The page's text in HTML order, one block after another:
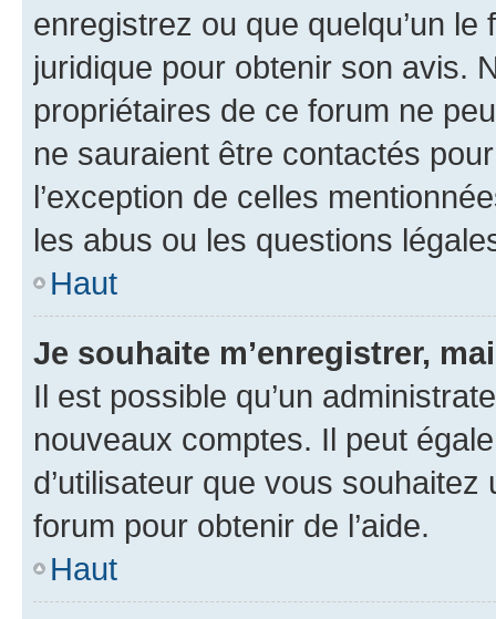
enregistrez ou que quelqu’un
juridique pour obtenir son avis.
propriétaires de ce forum ne
ne sauraient être contactés
l’exception de celles
les abus ou les questions
Haut
Je souhaite m’enregistrer,
Il est possible qu’un
nouveaux comptes. Il peut
d’utilisateur que vous
forum pour obtenir de l’aide.
Haut